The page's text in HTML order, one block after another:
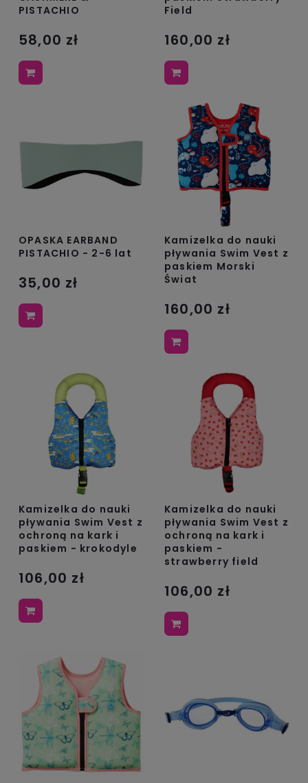
PISTACHIO
58,00 zł
Field
160,00 zł
OPASKA EARBAND
PISTACHIO - 2-6 lat
35,00 zł
Kamizelka do nauki
pływania Swim Vest z
paskiem Morski
Świat
160,00 zł
Kamizelka do nauki
pływania Swim Vest z
ochroną na kark i
paskiem - krokodyle
106,00 zł
Kamizelka do nauki
pływania Swim Vest z
ochroną na kark i
paskiem -
strawberry field
106,00 zł